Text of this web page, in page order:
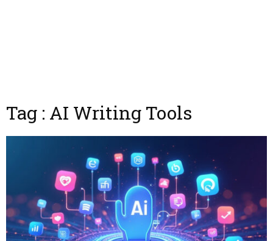
Tag : AI Writing Tools